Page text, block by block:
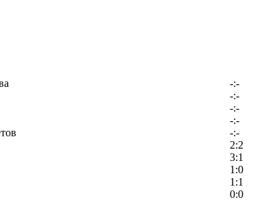
-:-
-:-
-:-
-:-
-:-
2:2
3:1
1:0
1:1
0:0